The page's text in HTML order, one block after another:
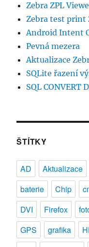
Zebra ZPL
Zebra test print
Android Intent
Pevná mezera
Aktualizace
SQLite řazení
SQL CONVERT
ŠTÍTKY
AD Aktualizace
baterie
Chip
DVI
Firefox
GPS
grafika